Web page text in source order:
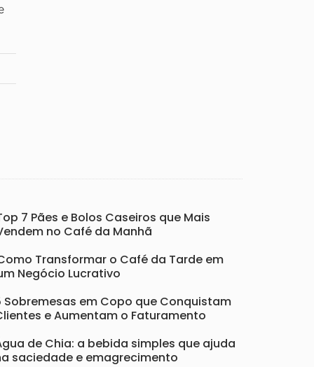
7 Pães e Bolos Caseiros que Mais
no Café da Manhã
Transformar o Café da Tarde em
Negócio Lucrativo
Sobremesas em Copo que Conquistam
e Aumentam o Faturamento
de Chia: a bebida simples que ajuda
saciedade e emagrecimento